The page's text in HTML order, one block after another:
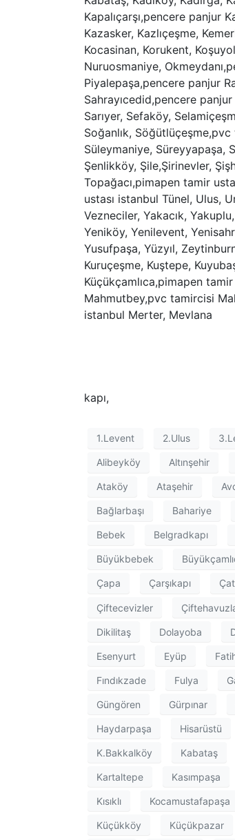
Kapalıçarşı,pencere panjur
Kazasker, Kazlıçeşme,
Kocasinan, Korukent,
Nuruosmaniye,
Piyalepaşa,pencere panjur
Sahrayıcedid,pencere
Sarıyer, Sefaköy,
Soğanlık,
Süleymaniye, Süreyyapaşa,
Şenlikköy, Şile,Şirinevler,
Topağacı,pimapen tamir
ustası istanbul Tünel, Ulus,
Vezneciler, Yakacık,
Yeniköy, Yenilevent,
Yusufpaşa, Yüzyıl,
Kuruçeşme, Kuştepe,
Küçükçamlıca,pimapen
Mahmutbey,pvc tamircisi
istanbul Merter, Mevlana
kapı,
1.Levent 2.Ulus
Alibeyköy Altınşehir
Ataköy Ataşehir
Bağlarbaşı Bahariye
Bebek Belgradkapı
Büyükbebek
Çapa Çarşıkapı
Çiftecevizler
Dikilitaş Dolayoba
Esenyurt Eyüp
Fındıkzade Fulya
Güngören Gürpınar
Haydarpaşa Hisarüstü
K.Bakkalköy Kabataş
Kartaltepe Kasımpaşa
Kısıklı Kocamustafapaşa
Küçükköy Küçükpazar